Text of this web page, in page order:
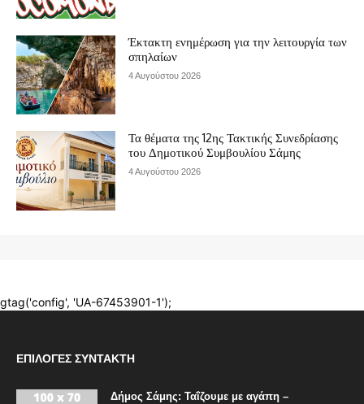
ΕΠΙΛΟΓΈΣ ΣΥΝΤΆΚΤΗ
Δήμος Σάμης: Ταΐζουμε με αγάπη –